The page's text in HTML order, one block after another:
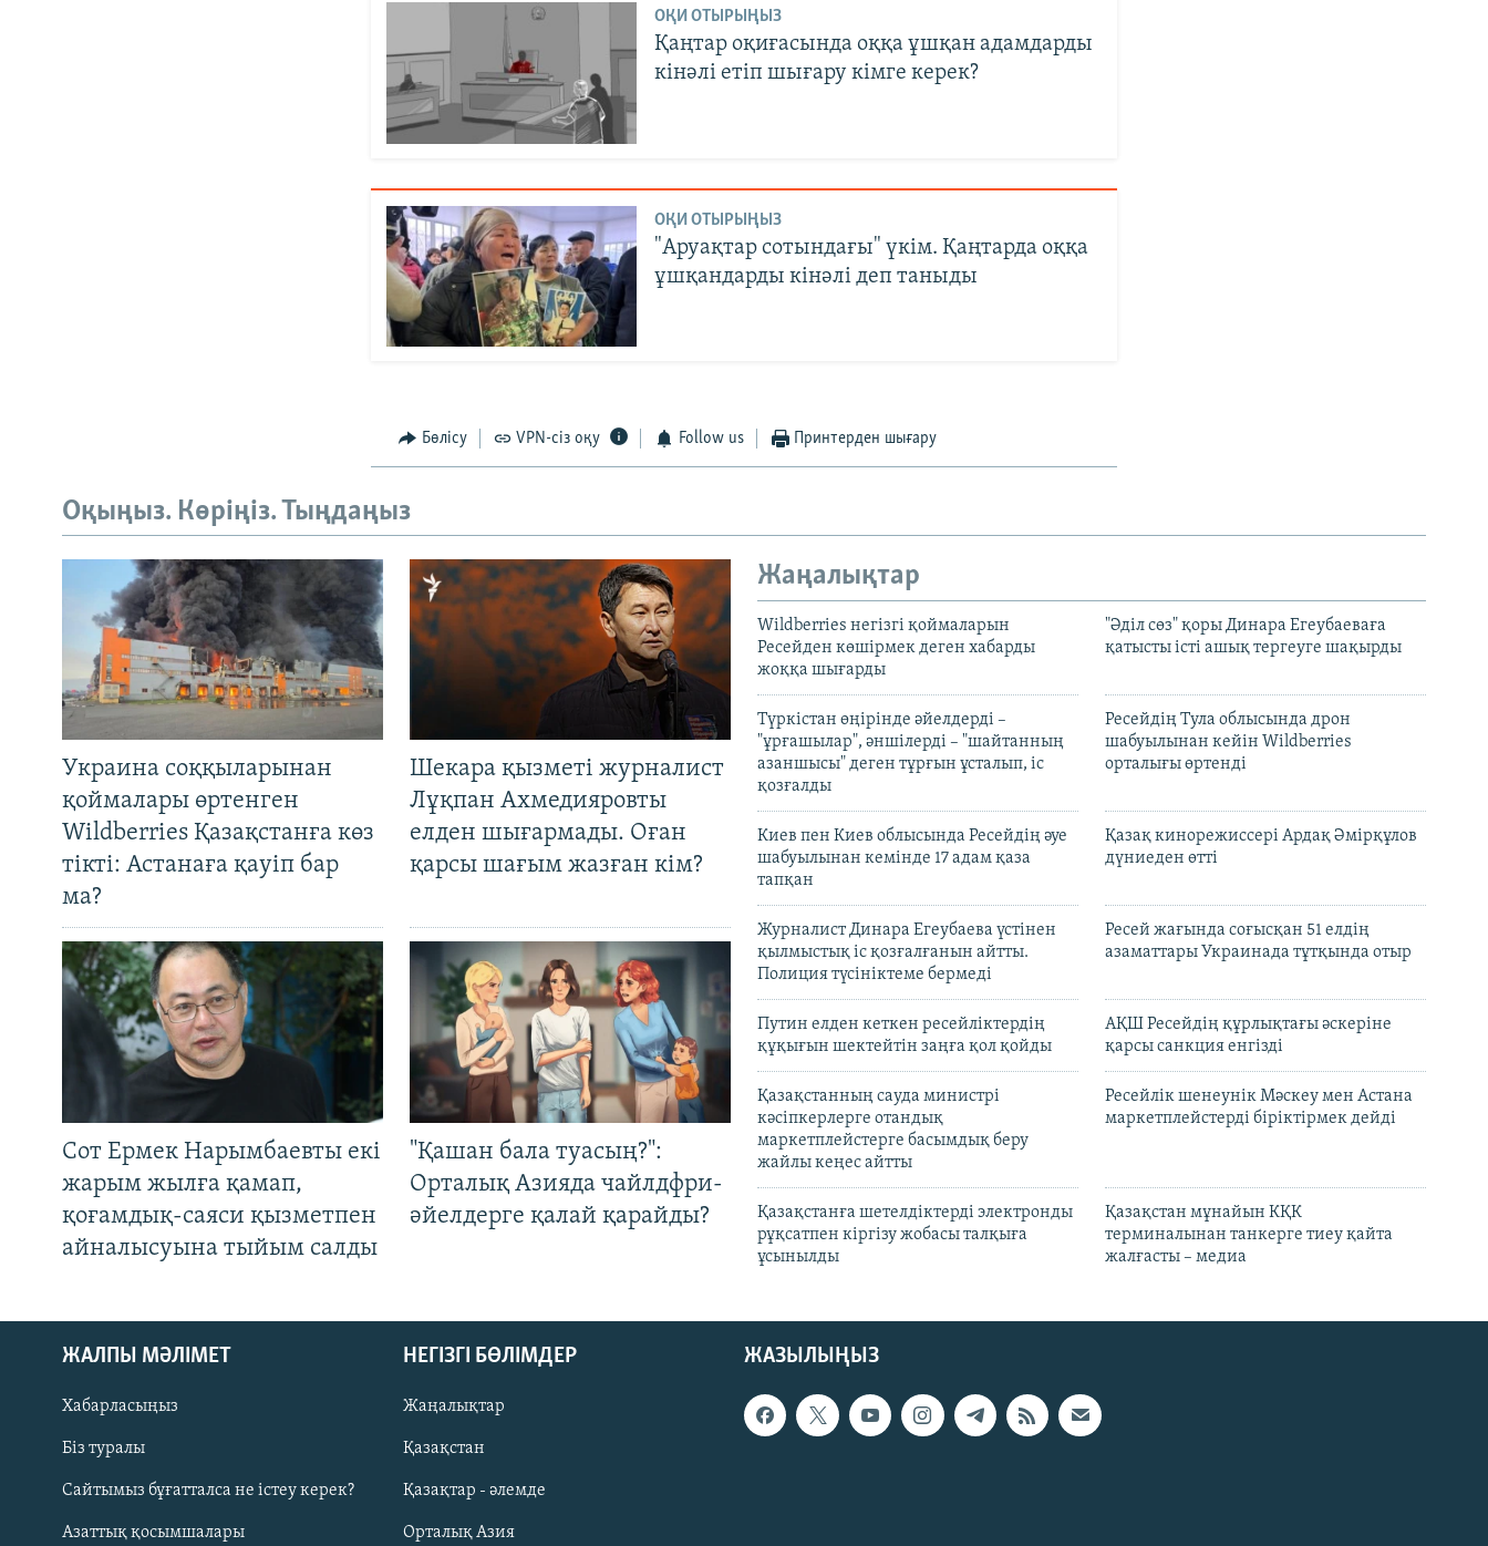
Русский
ЖАЗЫЛЫҢЫЗ
ОҚИ ОТЫРЫҢЫЗ
Қаңтар оқиғасында оққа ұшқан адамдарды
кінәлі етіп шығару кімге керек?
ОҚИ ОТЫРЫҢЫЗ
"Аруақтар сотындағы" үкім. Қаңтарда оққа
ұшқандарды кінәлі деп таныды
Бөлісу VPN-сіз оқу Follow us Принтерден шығару
Оқыңыз. Көріңіз. Тыңдаңыз
Украина соққыларынан
қоймалары өртенген
Wildberries Қазақстанға көз
тікті: Астанаға қауіп бар
ма?
Шекара қызметі журналист
Лұқпан Ахмедияровты
елден шығармады. Оған
қарсы шағым жазған кім?
Сот Ермек Нарымбаевты екі
жарым жылға қамап,
қоғамдық-саяси қызметпен
айналысуына тыйым салды
"Қашан бала туасың?":
Орталық Азияда чайлдфри-
әйелдерге қалай қарайды?
Жаңалықтар
Wildberries негізгі қоймаларын
Ресейден көшірмек деген хабарды
жоққа шығарды
"Әділ сөз" қоры Динара Егеубаеваға
қатысты істі ашық тергеуге шақырды
Түркістан өңірінде әйелдерді –
"ұрғашылар", әншілерді – "шайтанның
азаншысы" деген тұрғын ұсталып, іс
қозғалды
Ресейдің Тула облысында дрон
шабуылынан кейін Wildberries
орталығы өртенді
Киев пен Киев облысында Ресейдің әуе
шабуылынан кемінде 17 адам қаза
тапқан
Қазақ кинорежиссері Ардақ Әмірқұлов
дүниеден өтті
Журналист Динара Егеубаева үстінен
қылмыстық іс қозғалғанын айтты.
Полиция түсініктеме бермеді
Ресей жағында соғысқан 51 елдің
азаматтары Украинада тұтқында отыр
Путин елден кеткен ресейліктердің
құқығын шектейтін заңға қол қойды
АҚШ Ресейдің құрлықтағы әскеріне
қарсы санкция енгізді
Қазақстанның сауда министрі
кәсіпкерлерге отандық
маркетплейстерге басымдық беру
жайлы кеңес айтты
Ресейлік шенеунік Мәскеу мен Астана
маркетплейстерді біріктірмек дейді
Қазақстанға шетелдіктерді электронды
рұқсатпен кіргізу жобасы талқыға
ұсынылды
Қазақстан мұнайын КҚК
терминалынан танкерге тиеу қайта
жалғасты – медиа
ЖАЗЫЛЫҢЫЗ
ЖАЛПЫ МӘЛІМЕТ
Хабарласыңыз
Біз туралы
Сайтымыз бұғатталса не істеу керек?
Азаттық қосымшалары
НЕГІЗГІ БӨЛІМДЕР
Жаңалықтар
Қазақстан
Қазақтар - әлемде
Орталық Азия